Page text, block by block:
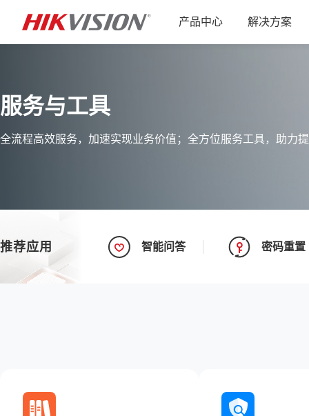
产品中心 解决方案
服务与工具
全流程高效服务，加速实现业务价值；全方位服务工具，助力
推荐应用 智能问答 密码重置